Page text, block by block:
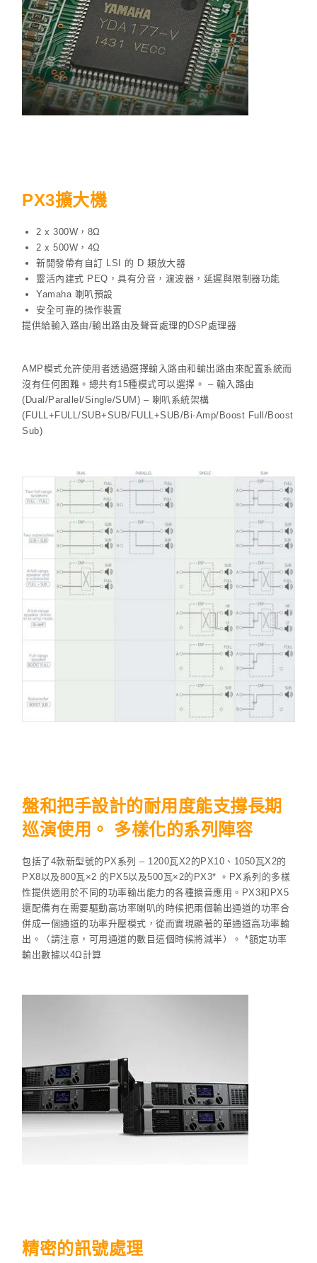
PX3擴大機
2 x 300W，8Ω
2 x 500W，4Ω
新開發帶有自訂 LSI 的 D 類放大器
靈活內建式 PEQ，具有分音，濾波器，延遲與限制器功能
Yamaha 喇叭預設
安全可靠的操作裝置
提供給輸入路由/輸出路由及聲音處理的DSP處理器
AMP模式允許使用者透過選擇輸入路由和輸出路由來配置系統而
沒有任何困難。總共有15種模式可以選擇。 – 輸入路由
(Dual/Parallel/Single/SUM) – 喇叭系統架構
(FULL+FULL/SUB+SUB/FULL+SUB/Bi-Amp/Boost Full/Boost
Sub)
盤和把手設計的耐用度能支撐長期
巡演使用。 多樣化的系列陣容
包括了4款新型號的PX系列 – 1200瓦X2的PX10、1050瓦X2的
PX8以及800瓦×2 的PX5以及500瓦×2的PX3* 。PX系列的多樣
性提供適用於不同的功率輸出能力的各種擴音應用。PX3和PX5
還配備有在需要驅動高功率喇叭的時候把兩個輸出通道的功率合
併成一個通道的功率升壓模式，從而實現顯著的單通道高功率輸
出。（請注意，可用通道的數目這個時候將減半）。 *額定功率
輸出數據以4Ω計算
精密的訊號處理